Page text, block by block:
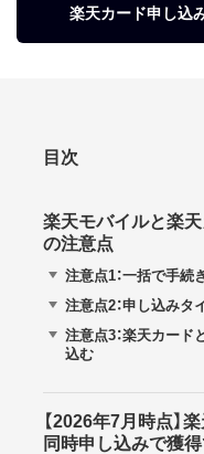
楽天カード申し込
目次
楽天モバイルと楽
の注意点
注意点1：一括で手続
注意点2：申し込み
注意点3：楽天カー
込む
【2026年7月時点】
同時申し込みで獲